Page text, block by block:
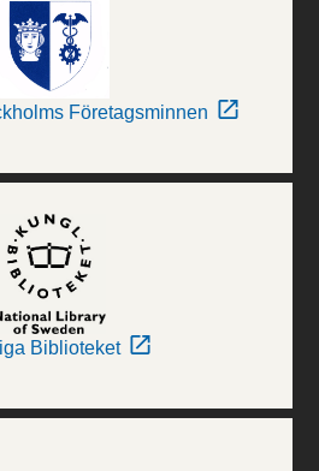
Företagsminnen
Biblioteket